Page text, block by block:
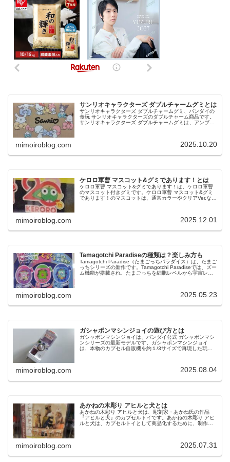
サンリオキャラクターズ ダブルチャームグミとは
サンリオキャラクターズ ダブルチャームグミ、バンダイの
食玩 サンリオキャラクターズのダブルチャーム商品です。
サンリオキャラクターズ ダブルチャームグミは、アンブレ
mimoiroblog.com 2025.10.20
ケロロ軍曹 マスコット&グミであります！とは
ケロロ軍曹 マスコット&グミであります！は、ケロロ軍曹
のマスコット付きグミです。ケロロ軍曹 マスコット&グミ
であります！のマスコットは、通常カラーやクリアVer.など
mimoiroblog.com 2025.12.01
Tamagotchi Paradiseの種類は？楽しみ方も
Tamagotchi Paradise（たまごっちパラダイス）は、たまご
っちシリーズの新作です。Tamagotchi Paradiseでは、ズー
ム機能が搭載され、たまごっちを細胞レベルから宇宙レベ
mimoiroblog.com 2025.05.23
ガシャポンマシンジョイの遊び方とは
ガシャポンマシンジョイは、バンダイ公式 ガシャポンマシ
ンシリーズの最新モデルです。ガシャポンマシンジョイ
は、本物のカプセル自販機を約１/3サイズで再現した玩具
mimoiroblog.com 2025.08.04
あかねの木彫り アヒルと犬とは
あかねの木彫り アヒルと犬は、彫刻家・あかね氏の作品
『アヒルと犬』のカプセルトイです。あかねの木彫り アヒ
ルと犬は、カプセルトイとして商品化するために、制作し
mimoiroblog.com 2025.07.31